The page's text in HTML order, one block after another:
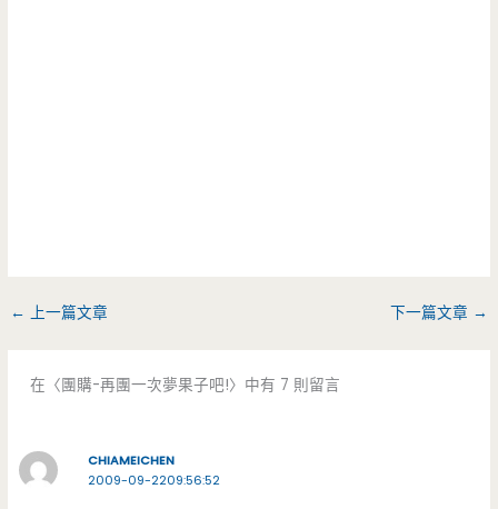
← 上一篇文章 下一篇文章 →
在〈團購-再團一次夢果子吧!〉中有 7 則留言
CHIAMEICHEN
2009-09-2209:56:52